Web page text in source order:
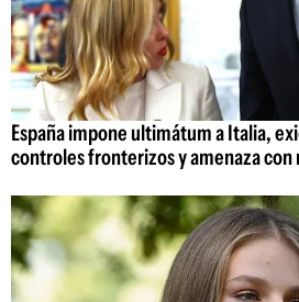
España impone ultimátum a Italia,
controles fronterizos y amenaza